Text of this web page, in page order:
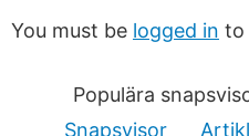
You must be logged in to
Populära
Snapsvisor